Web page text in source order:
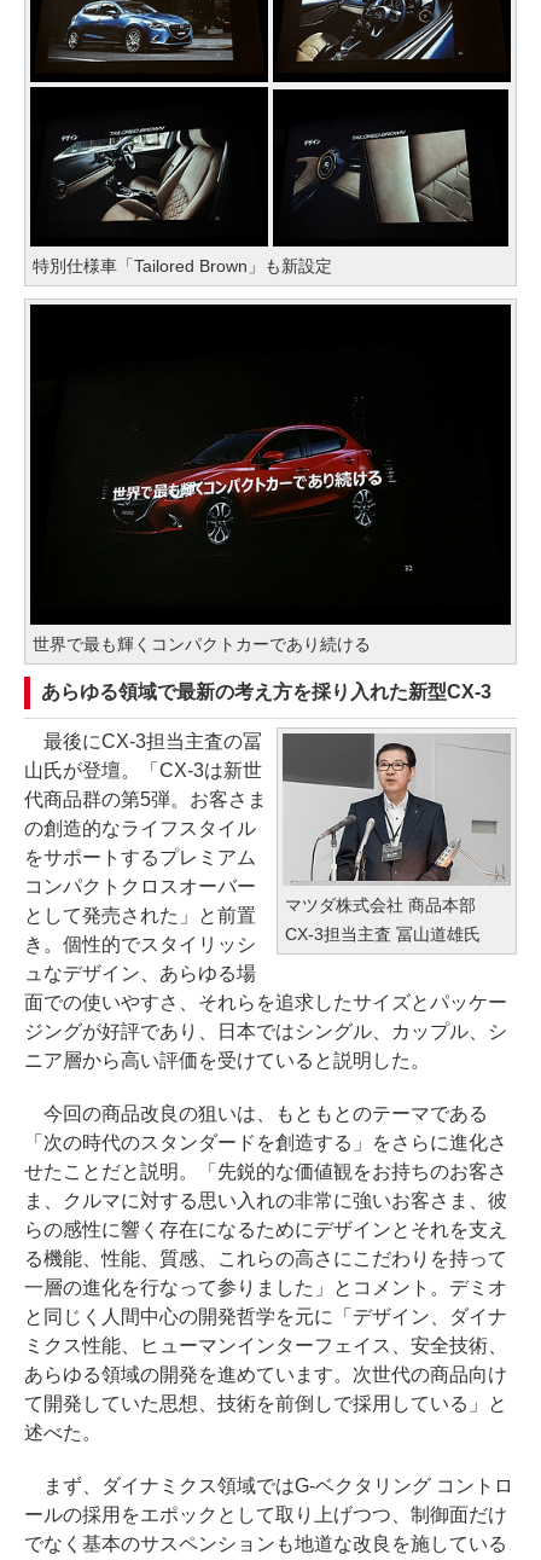
特別仕様車「Tailored Brown」も新設定
世界で最も輝くコンパクトカーであり続ける
あらゆる領域で最新の考え方を採り入れた新型CX-3
マツダ株式会社 商品本部
CX-3担当主査 冨山道雄氏
最後にCX-3担当主査の冨
山氏が登壇。「CX-3は新世
代商品群の第5弾。お客さま
の創造的なライフスタイル
をサポートするプレミアム
コンパクトクロスオーバー
として発売された」と前置
き。個性的でスタイリッシ
ュなデザイン、あらゆる場
面での使いやすさ、それらを追求したサイズとパッケー
ジングが好評であり、日本ではシングル、カップル、シ
ニア層から高い評価を受けていると説明した。
今回の商品改良の狙いは、もともとのテーマである
「次の時代のスタンダードを創造する」をさらに進化さ
せたことだと説明。「先鋭的な価値観をお持ちのお客さ
ま、クルマに対する思い入れの非常に強いお客さま、彼
らの感性に響く存在になるためにデザインとそれを支え
る機能、性能、質感、これらの高さにこだわりを持って
一層の進化を行なって参りました」とコメント。デミオ
と同じく人間中心の開発哲学を元に「デザイン、ダイナ
ミクス性能、ヒューマンインターフェイス、安全技術、
あらゆる領域の開発を進めています。次世代の商品向け
て開発していた思想、技術を前倒しで採用している」と
述べた。
まず、ダイナミクス領域ではG-ベクタリング コントロ
ールの採用をエポックとして取り上げつつ、制御面だけ
でなく基本のサスペンションも地道な改良を施している